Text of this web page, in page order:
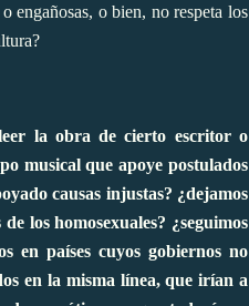
engañosas, o bien, no respeta los
la obra de cierto escritor o
musical que apoye postulados
causas injustas? ¿dejamos
los homosexuales? ¿seguimos
en países cuyos gobiernos no
en la misma línea, que irían a